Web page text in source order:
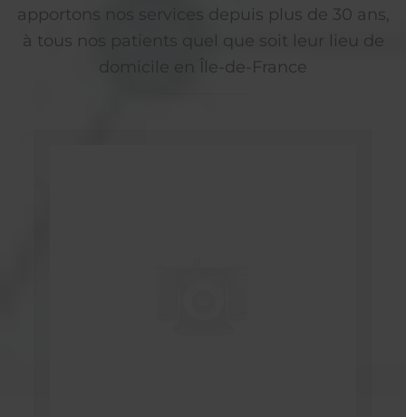
apportons nos services depuis plus de 30 ans,
à tous nos patients quel que soit leur lieu de
domicile en Île-de-France